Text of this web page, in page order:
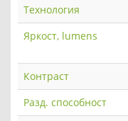
Технология
Яркост, lumens
Контраст
Разд. способност